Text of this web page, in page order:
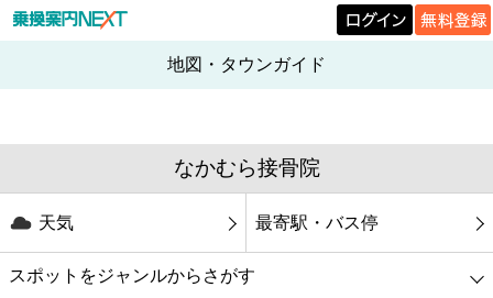
地図・タウンガイド
なかむら接骨院
天気 最寄駅・バス停
スポットをジャンルからさがす